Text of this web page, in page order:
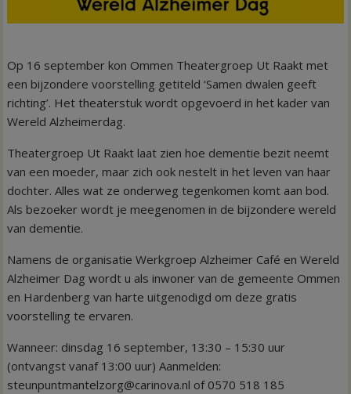
Op 16 september kon Ommen Theatergroep Ut Raakt met
een bijzondere voorstelling getiteld ‘Samen dwalen geeft
richting’. Het theaterstuk wordt opgevoerd in het kader van
Wereld Alzheimerdag.
Theatergroep Ut Raakt laat zien hoe dementie bezit neemt
van een moeder, maar zich ook nestelt in het leven van haar
dochter. Alles wat ze onderweg tegenkomen komt aan bod.
Als bezoeker wordt je meegenomen in de bijzondere wereld
van dementie.
Namens de organisatie Werkgroep Alzheimer Café en Wereld
Alzheimer Dag wordt u als inwoner van de gemeente Ommen
en Hardenberg van harte uitgenodigd om deze gratis
voorstelling te ervaren.
Wanneer: dinsdag 16 september, 13:30 – 15:30 uur
(ontvangst vanaf 13:00 uur) Aanmelden:
steunpuntmantelzorg@carinova.nl of 0570 518 185